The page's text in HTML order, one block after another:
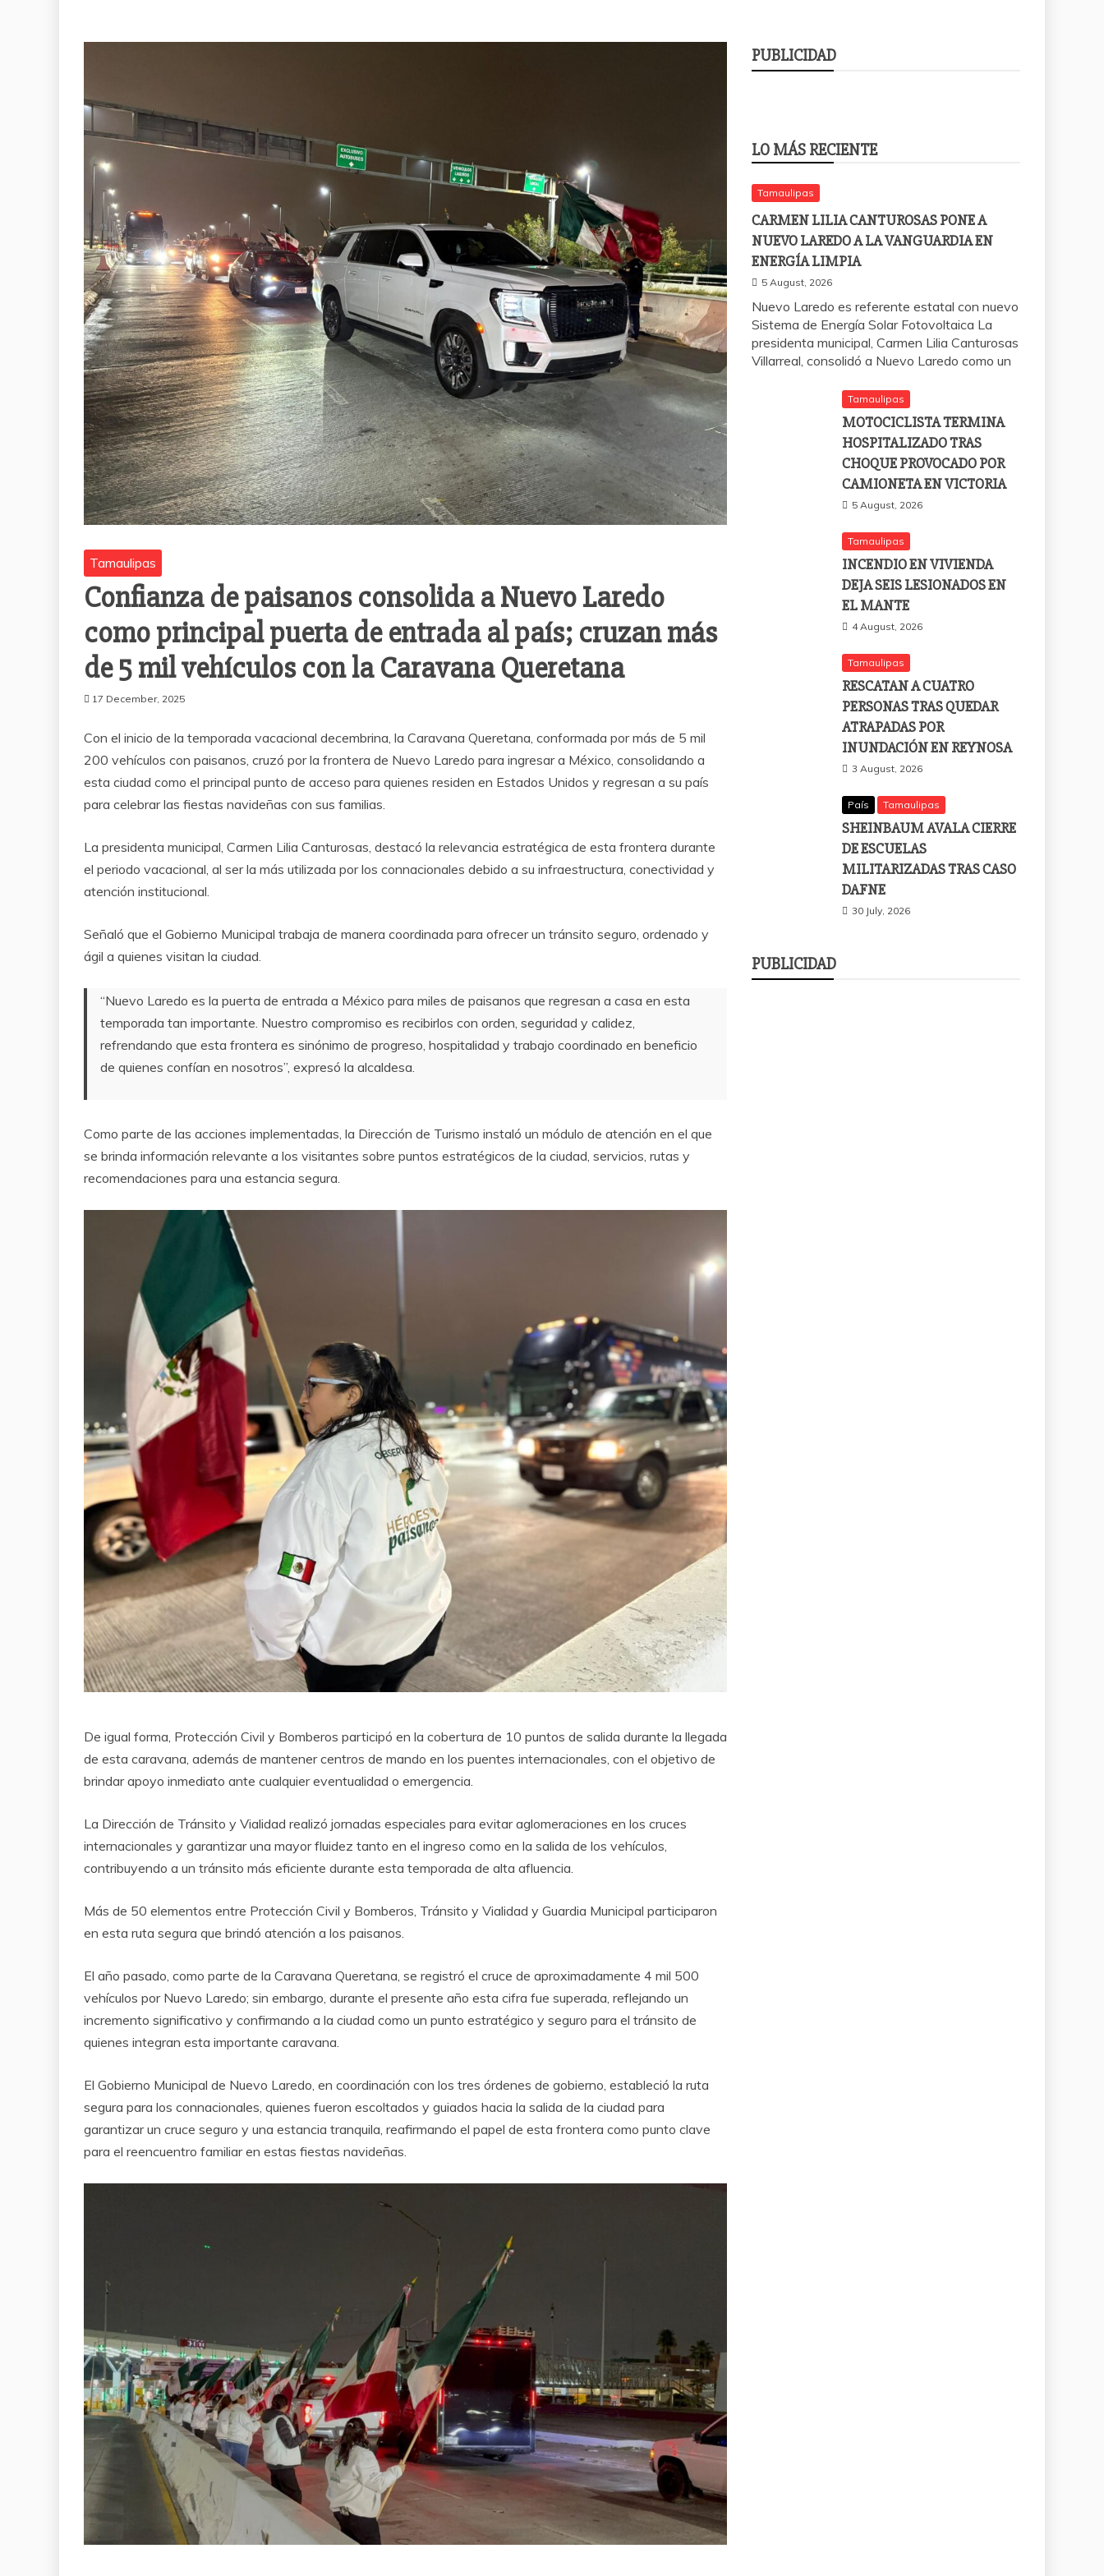
Tamaulipas
Confianza de paisanos consolida a Nuevo Laredo
como principal puerta de entrada al país; cruzan más
de 5 mil vehículos con la Caravana Queretana
17 December, 2025
Con el inicio de la temporada vacacional decembrina, la Caravana Queretana, conformada por más de 5 mil
200 vehículos con paisanos, cruzó por la frontera de Nuevo Laredo para ingresar a México, consolidando a
esta ciudad como el principal punto de acceso para quienes residen en Estados Unidos y regresan a su país
para celebrar las fiestas navideñas con sus familias.
La presidenta municipal, Carmen Lilia Canturosas, destacó la relevancia estratégica de esta frontera durante
el periodo vacacional, al ser la más utilizada por los connacionales debido a su infraestructura, conectividad y
atención institucional.
Señaló que el Gobierno Municipal trabaja de manera coordinada para ofrecer un tránsito seguro, ordenado y
ágil a quienes visitan la ciudad.
“Nuevo Laredo es la puerta de entrada a México para miles de paisanos que regresan a casa en esta
temporada tan importante. Nuestro compromiso es recibirlos con orden, seguridad y calidez,
refrendando que esta frontera es sinónimo de progreso, hospitalidad y trabajo coordinado en beneficio
de quienes confían en nosotros”, expresó la alcaldesa.
Como parte de las acciones implementadas, la Dirección de Turismo instaló un módulo de atención en el que
se brinda información relevante a los visitantes sobre puntos estratégicos de la ciudad, servicios, rutas y
recomendaciones para una estancia segura.
De igual forma, Protección Civil y Bomberos participó en la cobertura de 10 puntos de salida durante la llegada
de esta caravana, además de mantener centros de mando en los puentes internacionales, con el objetivo de
brindar apoyo inmediato ante cualquier eventualidad o emergencia.
La Dirección de Tránsito y Vialidad realizó jornadas especiales para evitar aglomeraciones en los cruces
internacionales y garantizar una mayor fluidez tanto en el ingreso como en la salida de los vehículos,
contribuyendo a un tránsito más eficiente durante esta temporada de alta afluencia.
Más de 50 elementos entre Protección Civil y Bomberos, Tránsito y Vialidad y Guardia Municipal participaron
en esta ruta segura que brindó atención a los paisanos.
El año pasado, como parte de la Caravana Queretana, se registró el cruce de aproximadamente 4 mil 500
vehículos por Nuevo Laredo; sin embargo, durante el presente año esta cifra fue superada, reflejando un
incremento significativo y confirmando a la ciudad como un punto estratégico y seguro para el tránsito de
quienes integran esta importante caravana.
El Gobierno Municipal de Nuevo Laredo, en coordinación con los tres órdenes de gobierno, estableció la ruta
segura para los connacionales, quienes fueron escoltados y guiados hacia la salida de la ciudad para
garantizar un cruce seguro y una estancia tranquila, reafirmando el papel de esta frontera como punto clave
para el reencuentro familiar en estas fiestas navideñas.
PUBLICIDAD
LO MÁS RECIENTE
Tamaulipas
CARMEN LILIA CANTUROSAS PONE A
NUEVO LAREDO A LA VANGUARDIA EN
ENERGÍA LIMPIA
5 August, 2026
Nuevo Laredo es referente estatal con nuevo
Sistema de Energía Solar Fotovoltaica La
presidenta municipal, Carmen Lilia Canturosas
Villarreal, consolidó a Nuevo Laredo como un
Tamaulipas
MOTOCICLISTA TERMINA
HOSPITALIZADO TRAS
CHOQUE PROVOCADO POR
CAMIONETA EN VICTORIA
5 August, 2026
Tamaulipas
INCENDIO EN VIVIENDA
DEJA SEIS LESIONADOS EN
EL MANTE
4 August, 2026
Tamaulipas
RESCATAN A CUATRO
PERSONAS TRAS QUEDAR
ATRAPADAS POR
INUNDACIÓN EN REYNOSA
3 August, 2026
País Tamaulipas
SHEINBAUM AVALA CIERRE
DE ESCUELAS
MILITARIZADAS TRAS CASO
DAFNE
30 July, 2026
PUBLICIDAD